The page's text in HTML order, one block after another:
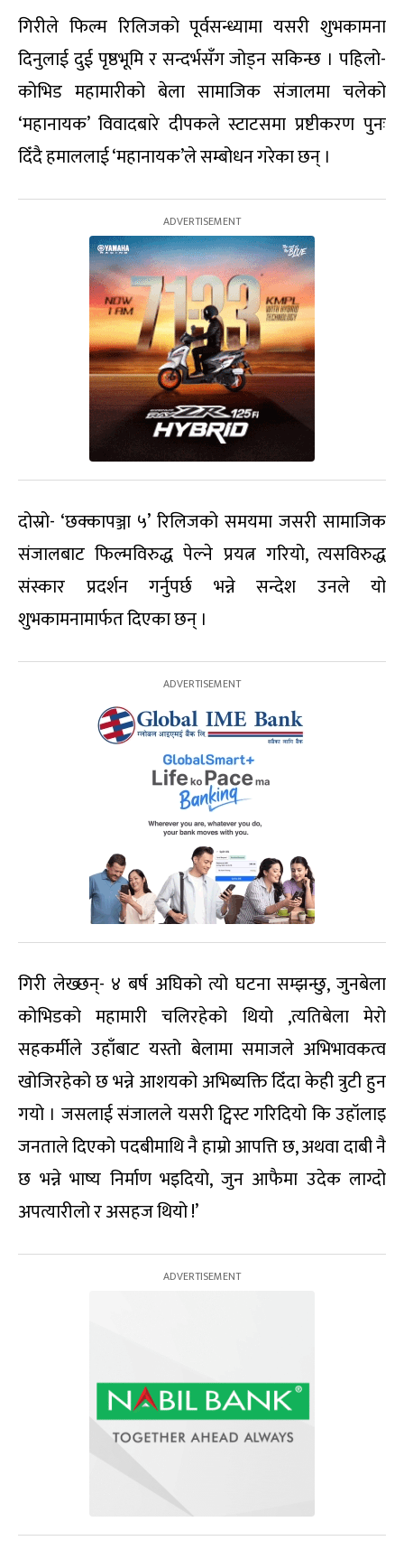
गिरीले फिल्म रिलिजको पूर्वसन्ध्यामा यसरी शुभकामना
दिनुलाई दुई पृष्ठभूमि र सन्दर्भसँग जोड्न सकिन्छ । पहिलो-
कोभिड महामारीको बेला सामाजिक संजालमा चलेको
‘महानायक’ विवादबारे दीपकले स्टाटसमा प्रष्टीकरण पुनः
दिँदै हमाललाई ‘महानायक’ले सम्बोधन गरेका छन् ।
दोस्रो- ‘छक्कापञ्जा ५’ रिलिजको समयमा जसरी सामाजिक
संजालबाट फिल्मविरुद्ध पेल्ने प्रयत्न गरियो, त्यसविरुद्ध
संस्कार प्रदर्शन गर्नुपर्छ भन्ने सन्देश उनले यो
शुभकामनामार्फत दिएका छन् ।
गिरी लेख्छन्- ४ बर्ष अघिको त्यो घटना सम्झन्छु, जुनबेला
कोभिडको महामारी चलिरहेको थियो ,त्यतिबेला मेरो
सहकर्मीले उहाँबाट यस्तो बेलामा समाजले अभिभावकत्व
खोजिरहेको छ भन्ने आशयको अभिब्यक्ति दिँदा केही त्रुटी हुन
गयो । जसलाई संजालले यसरी ट्विस्ट गरिदियो कि उहॉलाइ
जनताले दिएको पदबीमाथि नै हाम्रो आपत्ति छ, अथवा दाबी नै
छ भन्ने भाष्य निर्माण भइदियो, जुन आफैमा उदेक लाग्दो
अपत्यारीलो र असहज थियो !’